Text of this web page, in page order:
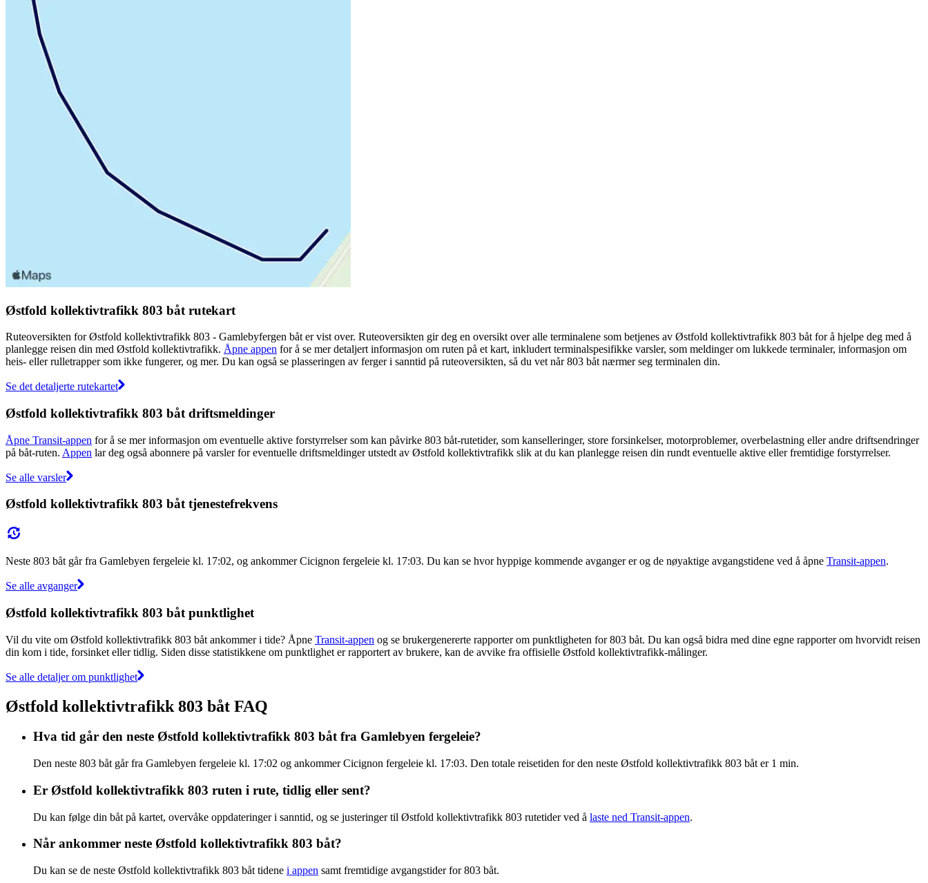
Østfold kollektivtrafikk 803 båt rutekart
Ruteoversikten for Østfold kollektivtrafikk 803 - Gamlebyfergen båt er vist over. Ruteoversikten gir deg en oversikt over alle terminalene som betjenes av Østfold kollektivtrafikk 803 båt for å hjelpe deg med å
planlegge reisen din med Østfold kollektivtrafikk. Åpne appen for å se mer detaljert informasjon om ruten på et kart, inkludert terminalspesifikke varsler, som meldinger om lukkede terminaler, informasjon om
heis- eller rulletrapper som ikke fungerer, og mer. Du kan også se plasseringen av ferger i sanntid på ruteoversikten, så du vet når 803 båt nærmer seg terminalen din.
Se det detaljerte rutekartet
Østfold kollektivtrafikk 803 båt driftsmeldinger
Åpne Transit-appen for å se mer informasjon om eventuelle aktive forstyrrelser som kan påvirke 803 båt-rutetider, som kanselleringer, store forsinkelser, motorproblemer, overbelastning eller andre driftsendringer
på båt-ruten. Appen lar deg også abonnere på varsler for eventuelle driftsmeldinger utstedt av Østfold kollektivtrafikk slik at du kan planlegge reisen din rundt eventuelle aktive eller fremtidige forstyrrelser.
Se alle varsler
Østfold kollektivtrafikk 803 båt tjenestefrekvens
Neste 803 båt går fra Gamlebyen fergeleie kl. 17:02, og ankommer Cicignon fergeleie kl. 17:03. Du kan se hvor hyppige kommende avganger er og de nøyaktige avgangstidene ved å åpne Transit-appen.
Se alle avganger
Østfold kollektivtrafikk 803 båt punktlighet
Vil du vite om Østfold kollektivtrafikk 803 båt ankommer i tide? Åpne Transit-appen og se brukergenererte rapporter om punktligheten for 803 båt. Du kan også bidra med dine egne rapporter om hvorvidt reisen
din kom i tide, forsinket eller tidlig. Siden disse statistikkene om punktlighet er rapportert av brukere, kan de avvike fra offisielle Østfold kollektivtrafikk-målinger.
Se alle detaljer om punktlighet
Østfold kollektivtrafikk 803 båt FAQ
Hva tid går den neste Østfold kollektivtrafikk 803 båt fra Gamlebyen fergeleie?
Den neste 803 båt går fra Gamlebyen fergeleie kl. 17:02 og ankommer Cicignon fergeleie kl. 17:03. Den totale reisetiden for den neste Østfold kollektivtrafikk 803 båt er 1 min.
Er Østfold kollektivtrafikk 803 ruten i rute, tidlig eller sent?
Du kan følge din båt på kartet, overvåke oppdateringer i sanntid, og se justeringer til Østfold kollektivtrafikk 803 rutetider ved å laste ned Transit-appen.
Når ankommer neste Østfold kollektivtrafikk 803 båt?
Du kan se de neste Østfold kollektivtrafikk 803 båt tidene i appen samt fremtidige avgangstider for 803 båt.